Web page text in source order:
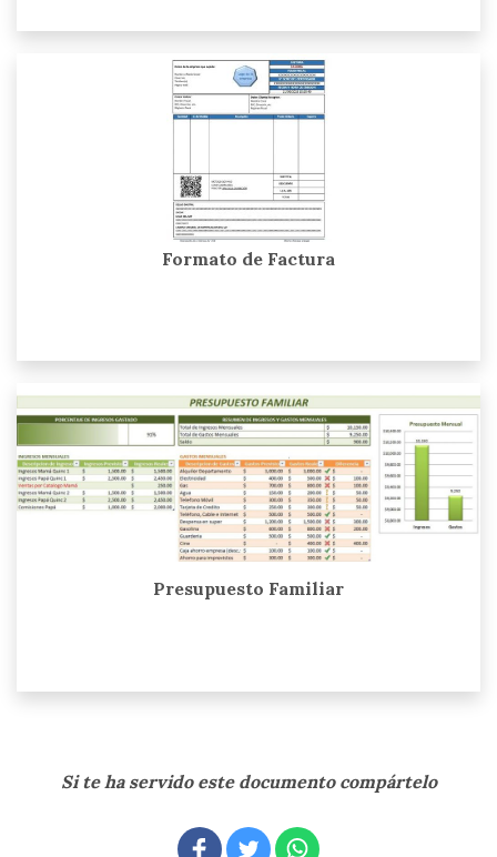
Formato de Factura
Presupuesto Familiar
Si te ha servido este documento compártelo